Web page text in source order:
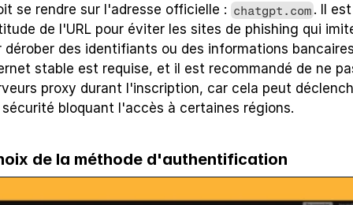
se rendre sur l'adresse officielle : chatgpt.com . Il
de l'URL pour éviter les sites de phishing qui
dérober des identifiants ou des informations
stable est requise, et il est recommandé de ne
proxy durant l'inscription, car cela peut
bloquant l'accès à certaines régions.
de la méthode d'authentification